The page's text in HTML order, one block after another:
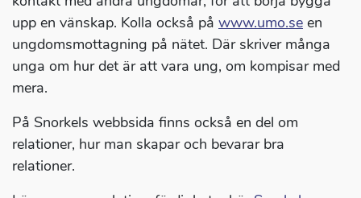
upp en vänskap. Kolla också på www.umo.se en
ungdomsmottagning på nätet. Där skriver många
unga om hur det är att vara ung, om kompisar med
mera.
På Snorkels webbsida finns också en del om
relationer, hur man skapar och bevarar bra
relationer.